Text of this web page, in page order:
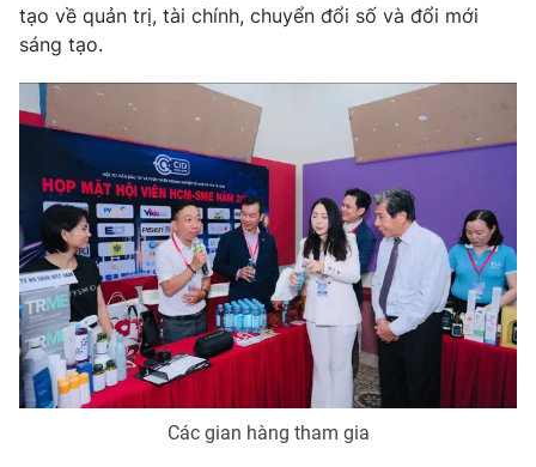
VTV4
VTV9 VTV8
Liên hệ tòa soạn English
THỜI BÁO VTV
Theo dõi báo trên
Cơ quan chủ quản:Đài Truyền hình Việt Nam
tạo về quản trị, tài chính, chuyển đổi số và đổi mới
sáng tạo.
Các gian hàng tham gia